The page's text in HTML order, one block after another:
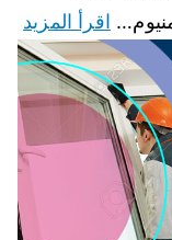
اقرأ المزيد